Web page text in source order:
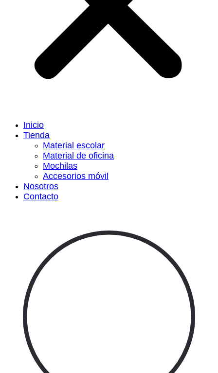
Inicio
Tienda
Material escolar
Material de oficina
Mochilas
Accesorios móvil
Nosotros
Contacto